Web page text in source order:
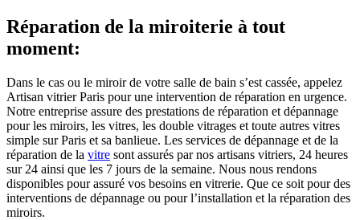
Réparation de la miroiterie à tout
moment:
Dans le cas ou le miroir de votre salle de bain s’est cassée, appelez
Artisan vitrier Paris pour une intervention de réparation en urgence.
Notre entreprise assure des prestations de réparation et dépannage
pour les miroirs, les vitres, les double vitrages et toute autres vitres
simple sur Paris et sa banlieue. Les services de dépannage et de la
réparation de la vitre sont assurés par nos artisans vitriers, 24 heures
sur 24 ainsi que les 7 jours de la semaine. Nous nous rendons
disponibles pour assuré vos besoins en vitrerie. Que ce soit pour des
interventions de dépannage ou pour l’installation et la réparation des
miroirs.